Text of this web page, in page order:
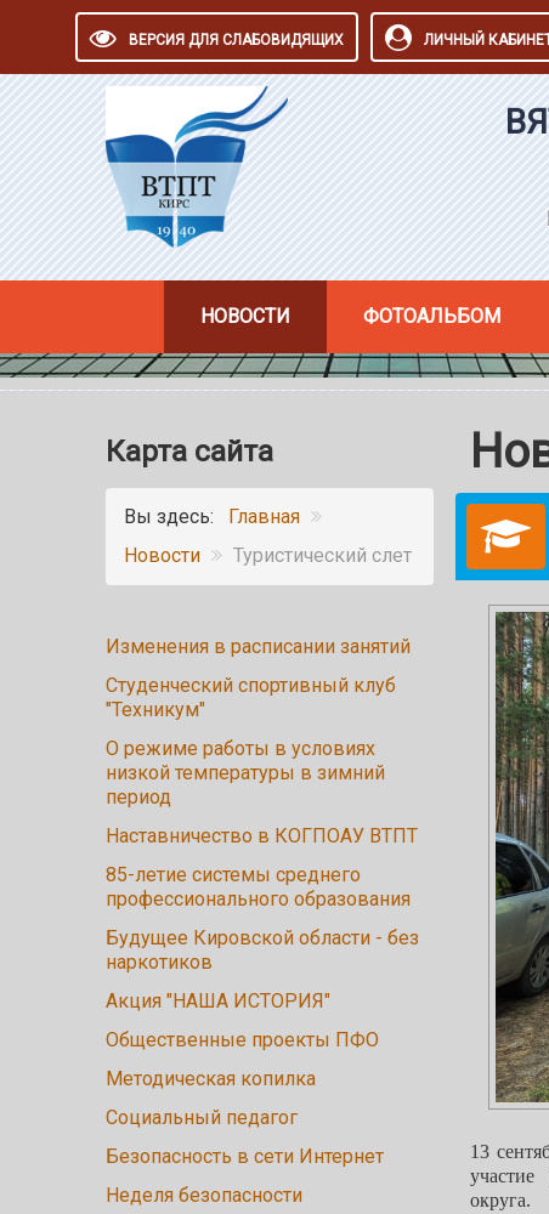
ВЕРСИЯ ДЛЯ СЛАБОВИДЯЩИХ ЛИЧНЫЙ
НОВОСТИ ФОТОАЛЬБОМ
Карта сайта
Вы здесь:
Главная
Новости
Туристический слет
Изменения в расписании занятий
Студенческий спортивный клуб
"Техникум"
О режиме работы в условиях
низкой температуры в зимний
период
Наставничество в КОГПОАУ ВТПТ
85-летие системы среднего
профессионального образования
Будущее Кировской области - без
наркотиков
Акция "НАША ИСТОРИЯ"
Общественные проекты ПФО
Методическая копилка
Социальный педагог
Безопасность в сети Интернет
Неделя безопасности
13
участие
округа.